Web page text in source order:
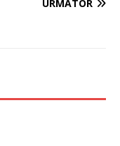
URMĂTOR